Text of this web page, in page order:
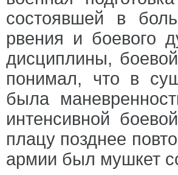
состоявшей в
рвения и боевого
дисциплины,
понимал, что в
была
интенсивной
плацу позднее
армии был мушкет